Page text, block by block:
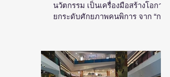
เคลื่อนเศรษฐกิจประเทศ
นวัตกรรม เป็นเครื่องมือสร้างโอกาส
ยกระดับศักยภาพคนพิการ จาก “การ
สร้างสังคมที่ทุกคนเข้าถึง มีส่วนร่วม
เติบโตไปด้วยกัน วันที่ 4 สิงหาคม
2569 นายนิกร โสมกลาง รัฐมนตรี